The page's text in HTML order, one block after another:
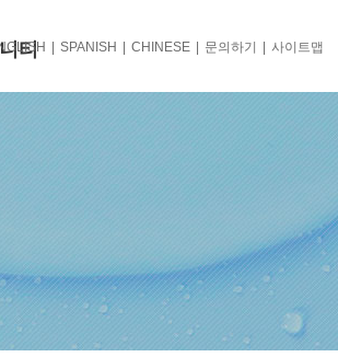
티 SPANISH CHINESE 문의하기 사이트맵